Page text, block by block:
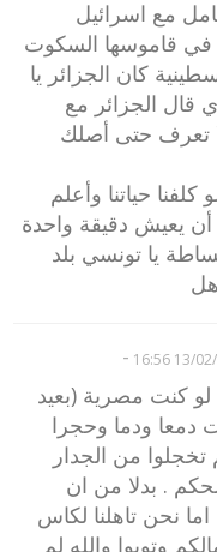
مع اسرائيل
في قاموسها السكوت
كان الجزائر يا
قال الجزائر مع
تعرف حتى أصلك
حياتنا وأعلم
يعيش دقيقة واحدة
يا تونسي بلد
13/02/
-
لو كنت مصرية (بعيد
دمعا ودما وحجرا
من الجدار
. بدلا من ان
نحن تاهلنا لكاس
وتوبوا والله لم